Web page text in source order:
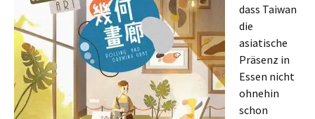
dass Taiwan
die
asiatische
Präsenz in
Essen nicht
ohnehin
schon